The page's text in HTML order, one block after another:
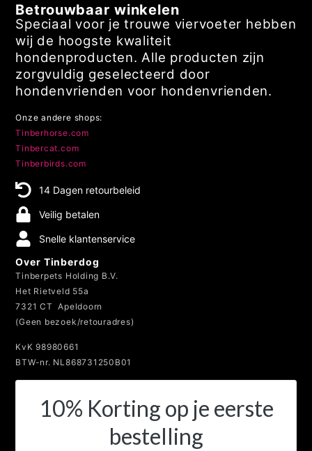
Betrouwbaar winkelen
Speciaal voor je trouwe viervoeter hebben
wij de hoogste kwaliteit
hondenproducten. Alle producten zijn
zorgvuldig geselecteerd door
hondenvrienden voor hondenvrienden.
Onze andere shops:
Tinberhorse.com
Tinbercat.com
Tinberbirds.com
14 Dagen retourbeleid
Veilig betalen
Snelle klantenservice
Over Tinberdog
Tinberpets Holding B.V.
Het Rietveld 55a
7321 CT Apeldoorn
(Geen bezoek/retouradres)
KvK 98980661
BTW-nr. NL868731250B01
10% Korting op je eerste
bestelling